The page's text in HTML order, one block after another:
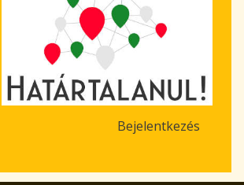
account
Bejelentkezés